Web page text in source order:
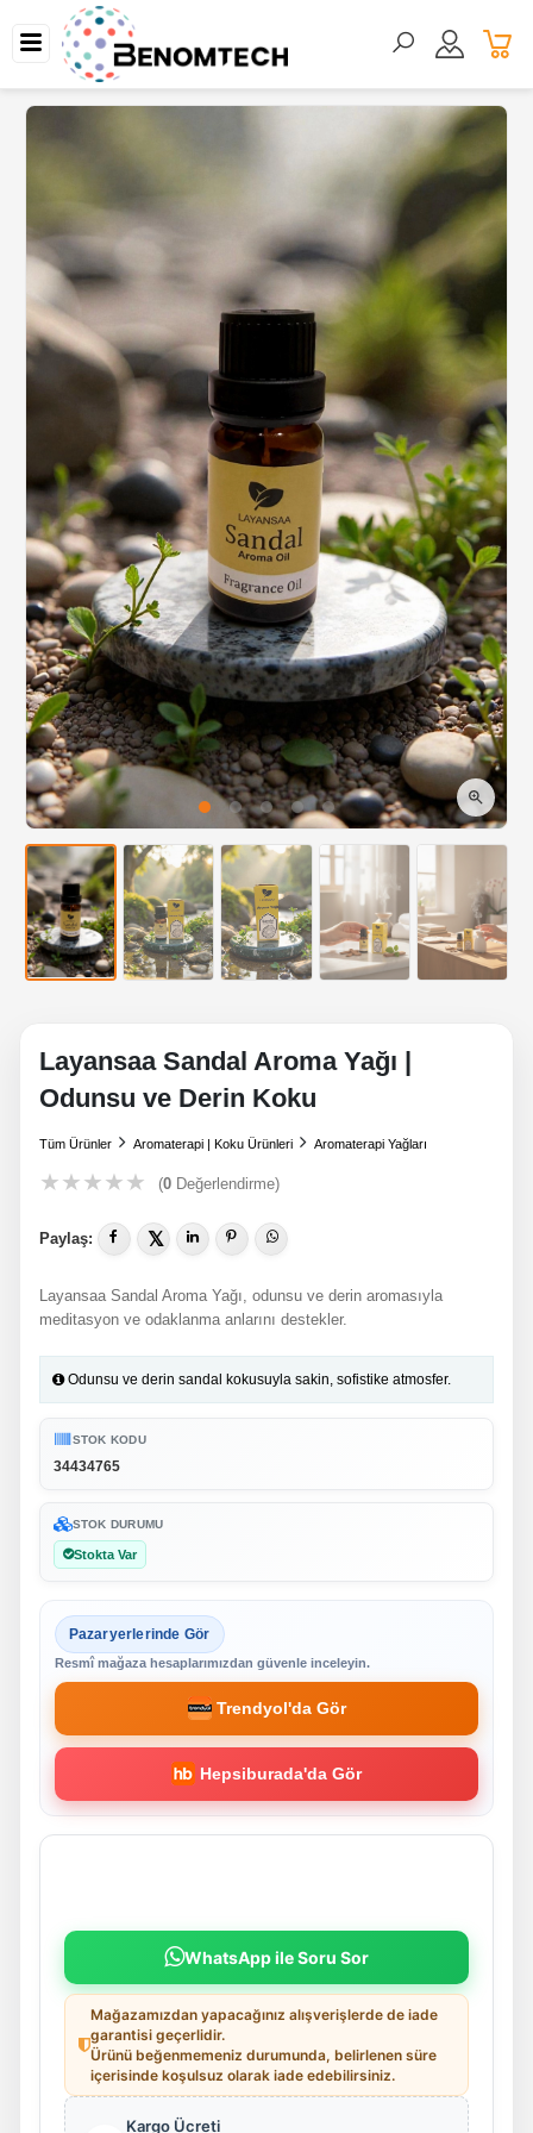
Layansaa Sandal Aroma Yağı |
Odunsu ve Derin Koku
Tüm Ürünler Aromaterapi | Koku Ürünleri Aromaterapi Yağları
★★★★★ (0Değerlendirme)
Paylaş: 𝕏
Layansaa Sandal Aroma Yağı, odunsu ve derin aromasıyla
meditasyon ve odaklanma anlarını destekler.
Odunsu ve derin sandal kokusuyla sakin, sofistike atmosfer.
STOK KODU
34434765
STOK DURUMU
Stokta Var
Pazaryerlerinde Gör
Resmî mağaza hesaplarımızdan güvenle inceleyin.
Trendyol'da Gör
Hepsiburada'da Gör
WhatsApp ile Soru Sor
Mağazamızdan yapacağınız alışverişlerde de iade
garantisi geçerlidir.
Ürünü beğenmemeniz durumunda, belirlenen süre
içerisinde koşulsuz olarak iade edebilirsiniz.
Kargo Ücreti